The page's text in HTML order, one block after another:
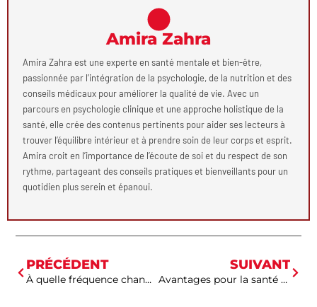
Amira Zahra
Amira Zahra est une experte en santé mentale et bien-être,
passionnée par l’intégration de la psychologie, de la nutrition et des
conseils médicaux pour améliorer la qualité de vie. Avec un
parcours en psychologie clinique et une approche holistique de la
santé, elle crée des contenus pertinents pour aider ses lecteurs à
trouver l’équilibre intérieur et à prendre soin de leur corps et esprit.
Amira croit en l’importance de l’écoute de soi et du respect de son
rythme, partageant des conseils pratiques et bienveillants pour un
quotidien plus serein et épanoui.
PRÉCÉDENT
À quelle fréquence changez-vous de caleçon ou de pantalon ?
SUIVANT
Avantages pour la santé des betteraves pour les athlètes